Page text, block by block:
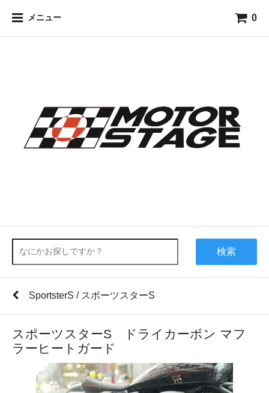
メニュー 0
検索
SportsterS / スポーツスターS
スポーツスターS ドライカーボン マフ
ラーヒートガード